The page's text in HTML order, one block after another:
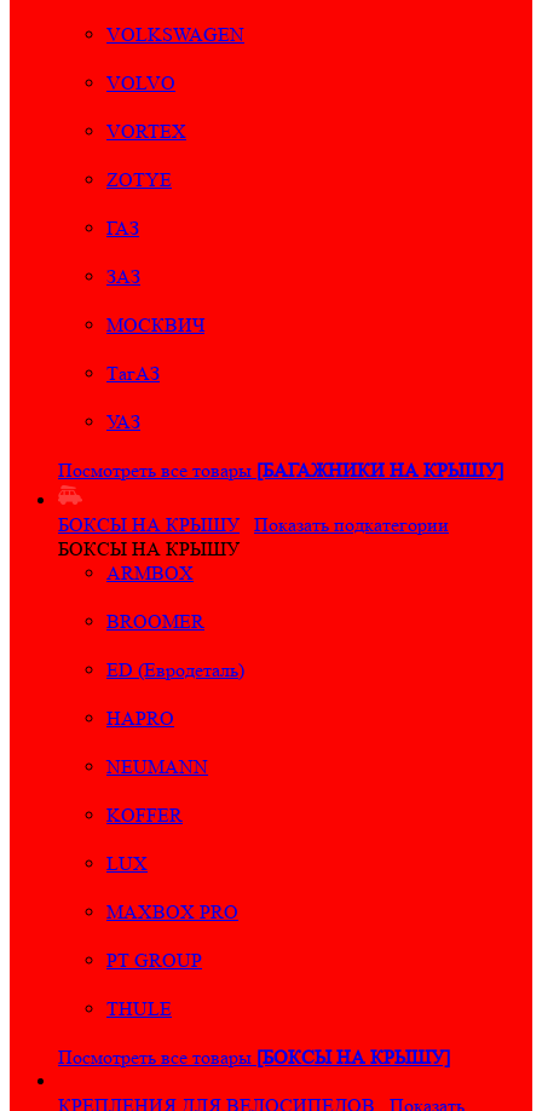
VOLKSWAGEN
VOLVO
VORTEX
ZOTYE
ГАЗ
ЗАЗ
МОСКВИЧ
ТагАЗ
УАЗ
Посмотреть все товары [БАГАЖНИКИ НА КРЫШУ]
БОКСЫ НА КРЫШУ
Показать подкатегории
БОКСЫ НА КРЫШУ
ARMBOX
BROOMER
ED (Евродеталь)
HAPRO
NEUMANN
KOFFER
LUX
MAXBOX PRO
PT GROUP
THULE
Посмотреть все товары [БОКСЫ НА КРЫШУ]
КРЕПЛЕНИЯ ДЛЯ ВЕЛОСИПЕДОВ Показать